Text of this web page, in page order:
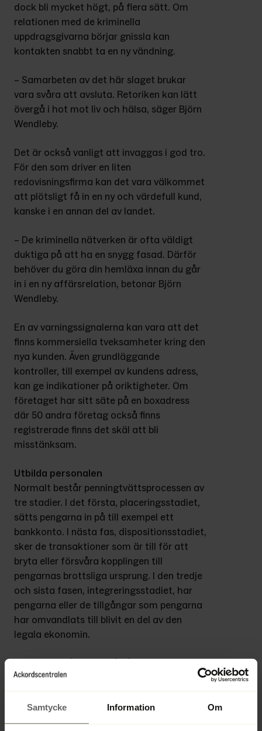
Samtycke Information Om
dock bli mycket högt, på flera sätt. Om
relationen med de kriminella
uppdragsgivarna börjar gnissla kan
kontakten snabbt ta en ny vändning.
– Samarbeten av det här slaget brukar
vara svåra att avsluta. Retoriken kan lätt
övergå i hot mot liv och hälsa, säger Björn
Wendleby.
Det är också vanligt att invaggas i god tro.
För den som driver en liten
redovisningsfirma kan det vara välkommet
att plötsligt få in en ny och värdefull kund,
kanske i en annan del av landet.
– De kriminella nätverken är ofta väldigt
duktiga på att ha en snygg fasad. Därför
behöver du göra din hemläxa innan du går
in i en ny affärsrelation, betonar Björn
Wendleby.
En av varningssignalerna kan vara att det
finns kommersiella tveksamheter kring den
nya kunden. Även grundläggande
kontroller, till exempel av kundens adress,
kan ge indikationer på oriktigheter. Om
företaget har sitt säte på en boxadress
där 50 andra företag också finns
registrerade finns det skäl att bli
misstänksam.
Utbilda personalen
Normalt består penningtvättsprocessen av
tre stadier. I det första, placeringsstadiet,
sätts pengarna in på till exempel ett
bankkonto. I nästa fas, dispositionsstadiet,
sker de transaktioner som är till för att
bryta eller försvåra kopplingen till
pengarnas brottsliga ursprung. I den tredje
och sista fasen, integreringsstadiet, har
pengarna eller de tillgångar som pengarna
har omvandlats till blivit en del av den
legala ekonomin.
egna verksamheten riskerar att utnyttjas
upptäcka och förhindra brott. Här krävs
både tekniska system, viss erfarenhet och